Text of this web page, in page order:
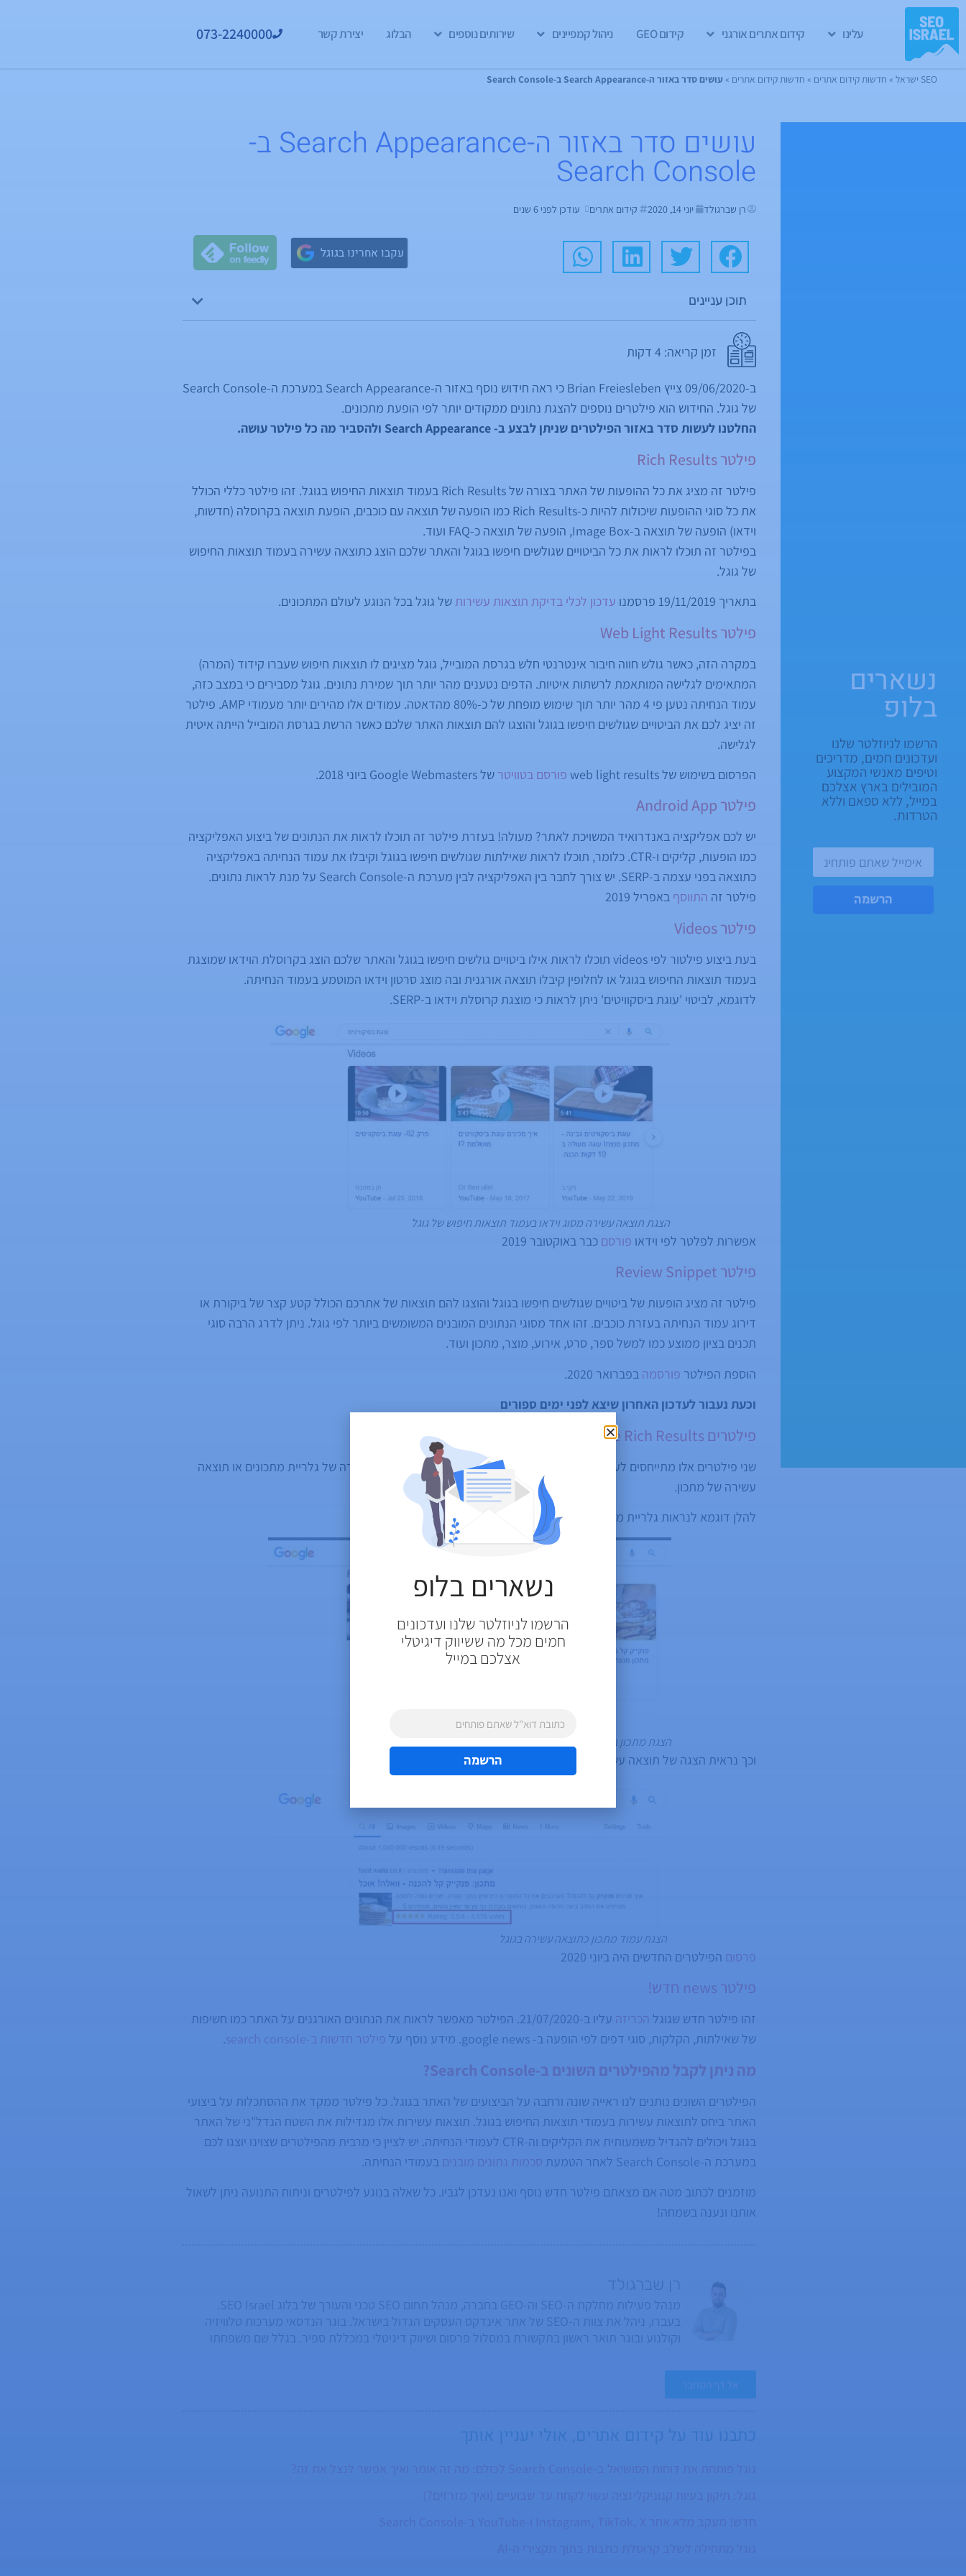
עלינו קידום אתרים אורגני קידום GEO ניהול קמפיינים שירותים נוספים הבלוג יצירת קשר 073-2240000
SEO ישראל » חדשות קידום אתרים » חדשות קידום אתרים » עושים סדר באזור ה-Search Appearance ב-Search Console
נשארים
בלופ
הרשמו לניוזלטר שלנו
ועדכונים חמים, מדריכים
וטיפים מאנשי המקצוע
המובילים בארץ אצלכם
במייל, ללא ספאם וללא
הטרדות.
הרשמה
עושים סדר באזור ה-Search Appearance ב-
Search Console
רן שברגולד יוני 14, 2020 קידום אתרים עודכן לפני 6 שנים
עקבו אחרינו בגוגל
תוכן עניינים
זמן קריאה: 4 דקות
ב-09/06/2020 צייץ Brian Freiesleben כי ראה חידוש נוסף באזור ה-Search Appearance במערכת ה-Search Console
של גוגל. החידוש הוא פילטרים נוספים להצגת נתונים ממקודים יותר לפי הופעת מתכונים.
החלטנו לעשות סדר באזור הפילטרים שניתן לבצע ב- Search Appearance ולהסביר מה כל פילטר עושה.
פילטר Rich Results
פילטר זה מציג את כל ההופעות של האתר בצורה של Rich Results בעמוד תוצאות החיפוש בגוגל. זהו פילטר כללי הכולל
את כל סוגי ההופעות שיכולות להיות כ-Rich Results כמו הופעה של תוצאה עם כוכבים, הופעת תוצאה בקרוסלה (חדשות,
וידאו) הופעה של תוצאה ב-Image Box, הופעה של תוצאה כ-FAQ ועוד.
בפילטר זה תוכלו לראות את כל הביטויים שגולשים חיפשו בגוגל והאתר שלכם הוצג כתוצאה עשירה בעמוד תוצאות החיפוש
של גוגל.
בתאריך 19/11/2019 פרסמנו
עדכון לכלי בדיקת תוצאות עשירותשל גוגל בכל הנוגע לעולם המתכונים.
פילטר Web Light Results
במקרה הזה, כאשר גולש חווה חיבור אינטרנטי חלש בגרסת המובייל, גוגל מציגים לו תוצאות חיפוש שעברו קידוד (המרה)
המתאימים לגלישה המותאמת לרשתות איטיות. הדפים נטענים מהר יותר תוך שמירת נתונים. גוגל מסבירים כי במצב כזה,
עמוד הנחיתה נטען פי 4 מהר יותר תוך שימוש מופחת של כ-80% מהדאטה. עמודים אלו מהירים יותר מעמודי AMP. פילטר
זה יציג לכם את הביטויים שגולשים חיפשו בגוגל והוצגו להם תוצאות האתר שלכם כאשר הרשת בגרסת המובייל הייתה איטית
לגלישה.
הפרסום בשימוש של web light results
פורסם בטוויטר של Google Webmasters ביוני 2018.
פילטר Android App
יש לכם אפליקציה באנדרואיד המשויכת לאתר? מעולה! בעזרת פילטר זה תוכלו לראות את הנתונים של ביצוע האפליקציה
כמו הופעות, קליקים ו-CTR. כלומר, תוכלו לראות שאילתות שגולשים חיפשו בגוגל וקיבלו את עמוד הנחיתה באפליקציה
כתוצאה בפני עצמה ב-SERP. יש צורך לחבר בין האפליקציה לבין מערכת ה-Search Console על מנת לראות נתונים.
פילטר זה התווסף באפריל 2019
פילטר Videos
בעת ביצוע פילטור לפי videos תוכלו לראות אילו ביטויים גולשים חיפשו בגוגל והאתר שלכם הוצג בקרוסלת הוידאו שמוצגת
בעמוד תוצאות החיפוש בגוגל או לחלופין קיבלו תוצאה אורגנית ובה מוצג סרטון וידאו המוטמע בעמוד הנחיתה.
לדוגמא, לביטוי 'עוגת ביסקוויטים' ניתן לראות כי מוצגת קרוסלת וידאו ב-SERP.
הצגת תוצאה עשירה מסוג וידאו בעמוד תוצאות חיפוש של גוגל
אפשרות לפלטר לפי וידאו פורסם כבר באוקטובר 2019
פילטר Review Snippet
פילטר זה מציג הופעות של ביטויים שגולשים חיפשו בגוגל והוצגו להם תוצאות של אתרכם הכולל קטע קצר של ביקורת או
דירוג עמוד הנחיתה בעזרת כוכבים. זהו אחד מסוגי הנתונים המובנים המשומשים ביותר לפי גוגל. ניתן לדרג הרבה סוגי
תכנים בציון ממוצע כמו למשל ספר, סרט, אירוע, מוצר, מתכון ועוד.
הוספת הפילטר פורסמה בפברואר 2020.
וכעת נעבור לעדכון האחרון שיצא לפני ימים ספורים
פילטרים Recipe Gallery + Recipe Rich Results
שני פילטרים אלו מתייחסים לעמודי מתכון המופיעים בעמודי תוצאות החיפוש בגוגל בצורה של גלריית מתכונים או תוצאה
עשירה של מתכון.
להלן דוגמא לנראות גלריית מתכונים בעמוד תוצאות החיפוש של גוגל
הצגת מתכון בגלריית מתכונים בעמוד תוצאות החיפוש של גוגל
וכך נראית הצגה של תוצאה עשירה לעמוד מתכון בגוגל
הצגת עמוד מתכון כתוצאה עשירה בגוגל
פרסום הפילטרים החדשים היה ביוני 2020
פילטר news חדש!
זהו פילטר חדש שגוגל הכריזה
עליו ב-21/07/2020. הפילטר מאפשר לראות את הנתונים האורגנים על האתר כמו חשיפות
של שאילתות, הקלקות, סוגי דפים לפי הופעה ב- google news. מידע נוסף על
פילטר חדשות ב-search console .
מה ניתן לקבל מהפילטרים השונים ב-Search Console?
הפילטרים השונים נותנים לנו ראייה שונה ורחבה על הביצועים של האתר בגוגל. כל פילטר ממקד את ההסתכלות על ביצועי
האתר ביחס לתוצאות עשירות בעמודי תוצאות החיפוש בגוגל. תוצאות עשירות אלו מגדילות את השטח הנדל"ני של האתר
בגוגל ויכולים להגדיל משמעותית את הקליקים וה-CTR לעמודי הנחיתה. יש לציין כי מרבית מהפילטרים שצוינו יוצגו לכם
במערכת ה-Search Console לאחר הטמעת
סכמות נתונים מובנים בעמודי הנחיתה.
מוזמנים לכתוב מטה אם מצאתם פילטר חדש נוסף ואנו נעדכן לגביו. כל שאלה בנוגע לפילטרים וניתוח התנועה ניתן לשאול
אותנו ונענה בשמחה!
רן שברגולד
מנהל פעילות מחלקת ה-SEO וה-GEO בחברה, מנהל תחום SEO טכני והעורך של בלוג SEO Israel.
בעברו, ניהל את צוות ה-SEO של אתר אינדקס העסקים הגדול בישראל. בוגר הנדסאי מערכות טלוויזיה
וקולנוע ובוגר תואר ראשון בתקשורת במסלול פרסום ושיווק דיגיטלי במכללת ספיר. בגלל שם משפחתו
מלידה.
אל דף המחבר
כתבנו עוד על קידום אתרים, אולי יעניין אותך
נשארים בלופ
הרשמו לניוזלטר שלנו ועדכונים
חמים מכל מה ששיווק דיגיטלי
אצלכם במייל
הרשמה